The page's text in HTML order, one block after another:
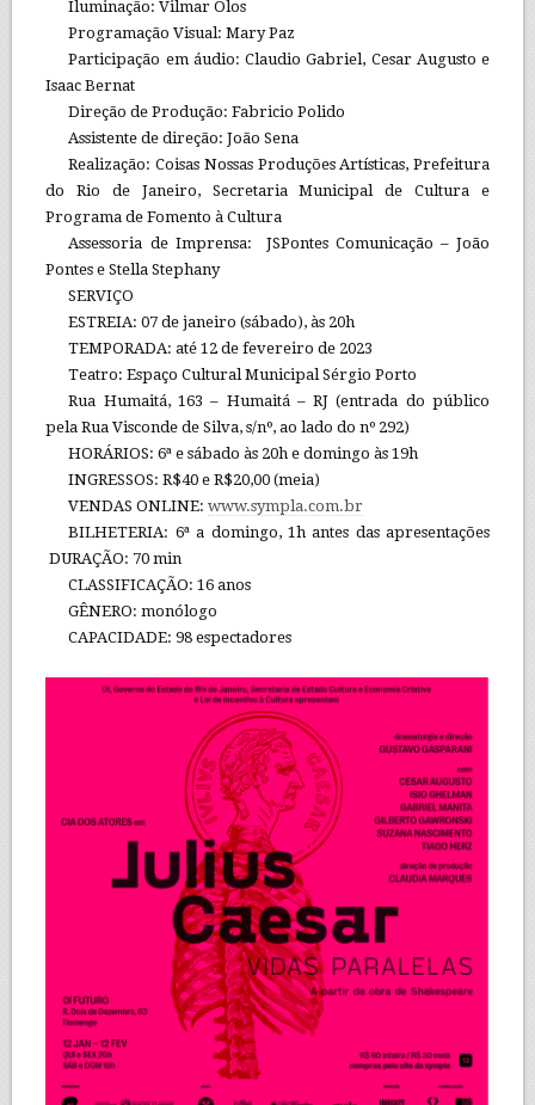
Iluminação: Vilmar Olos
Programação Visual: Mary Paz
Participação em áudio: Claudio Gabriel, Cesar Augusto e
Isaac Bernat
Direção de Produção: Fabricio Polido
Assistente de direção: João Sena
Realização: Coisas Nossas Produções Artísticas, Prefeitura
do Rio de Janeiro, Secretaria Municipal de Cultura e
Programa de Fomento à Cultura
Assessoria de Imprensa: JSPontes Comunicação – João
Pontes e Stella Stephany
SERVIÇO
ESTREIA: 07 de janeiro (sábado), às 20h
TEMPORADA: até 12 de fevereiro de 2023
Teatro: Espaço Cultural Municipal Sérgio Porto
Rua Humaitá, 163 – Humaitá – RJ (entrada do público
pela Rua Visconde de Silva, s/nº, ao lado do nº 292)
HORÁRIOS: 6ª e sábado às 20h e domingo às 19h
INGRESSOS: R$40 e R$20,00 (meia)
VENDAS ONLINE:www.sympla.com.br
BILHETERIA: 6ª a domingo, 1h antes das apresentações
DURAÇÃO: 70 min
CLASSIFICAÇÃO: 16 anos
GÊNERO: monólogo
CAPACIDADE: 98 espectadores